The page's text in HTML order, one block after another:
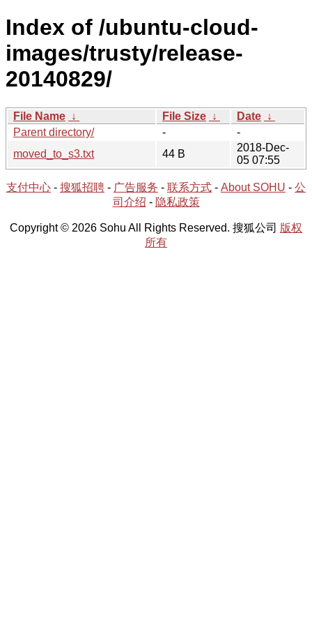
Index of /ubuntu-cloud-
images/trusty/release-
20140829/
File Name ↓ File Size ↓ Date ↓
Parent directory/
-
-
moved_to_s3.txt
44 B
2018-Dec-
05 07:55
支付中心 - 搜狐招聘 - 广告服务 - 联系方式 - About SOHU - 公
司介绍 - 隐私政策
Copyright © 2026 Sohu All Rights Reserved. 搜狐公司 版权
所有